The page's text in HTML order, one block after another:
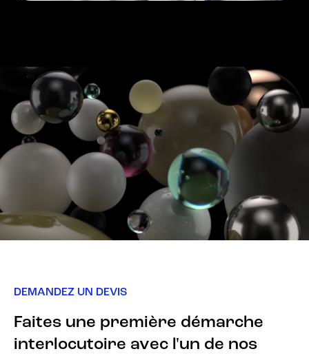
DEMANDEZ UN DEVIS
Faites une première démarche
interlocutoire avec l'un de nos